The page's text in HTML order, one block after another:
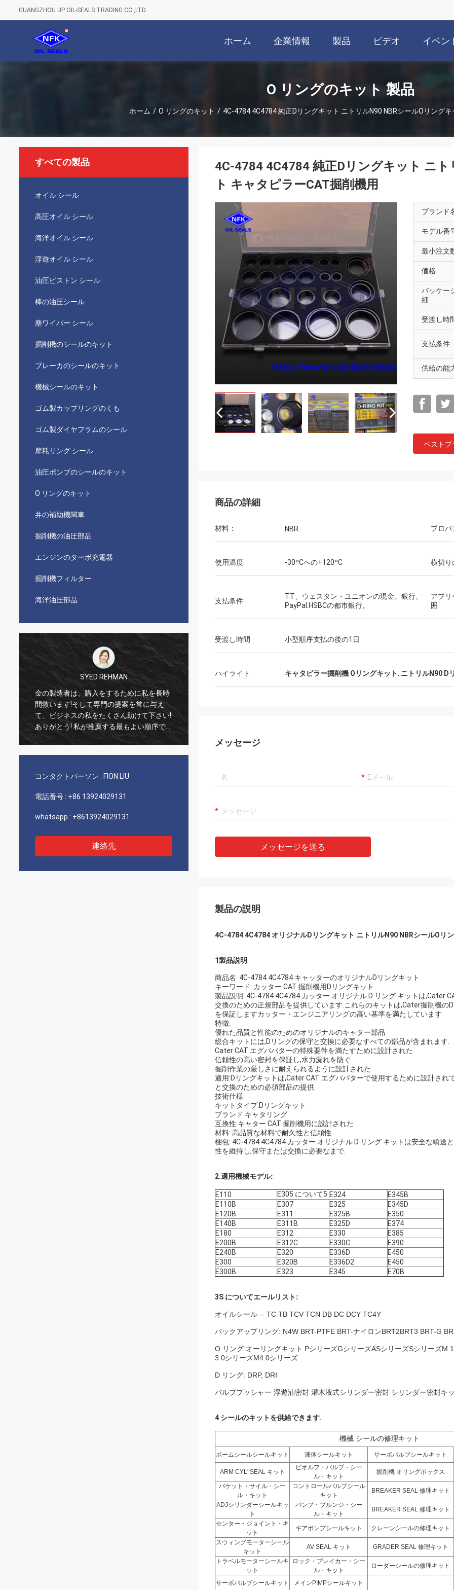
GUANGZHOU UP OIL-SEALS TRADING CO.,LTD
ホーム 企業情報 製品 ビデオ イベン
O リングのキット 製品
ホーム / O リングのキット / 4C-4784 4C4784 純正Dリングキット ニトリルN90 NBRシールOリング
すべての製品
オイル シール
高圧オイル シール
海洋オイル シール
浮遊オイル シール
油圧ピストン シール
棒の油圧シール
塵ワイパー シール
掘削機のシールのキット
ブレーカのシールのキット
機械シールのキット
ゴム製カップリングのくも
ゴム製ダイヤフラムのシール
摩耗リング シール
油圧ポンプのシールのキット
O リングのキット
弁の補助機関車
掘削機の油圧部品
エンジンのターボ充電器
掘削機フィルター
海洋油圧部品
SYED REHMAN
金の製造者は、購入をするために私を長時
間救います!そして専門の提案を常に与え
て、ビジネスの私をたくさん助けて下さい!
ありがとう! 私が推薦する最もよい順序で
すべて、良質の商品、速い船積みおよび非
接触します
Mutakilwaウイルソン アフリカ
推薦します!
コンタクトパーソン : FION LIU
電話番号 : +86 13924029131
whatsapp : +8613924029131
連絡先
4C-4784 4C4784 純正Dリングキット ニ
ト キャタピラーCAT掘削機用
ブランド
モデル番
最小注文
価格
パッケー
細
受渡し時
支払条件
供給の能
ベストプ
商品の詳細
材料： NBR プロパ
使用温度 -30ºCへの+120ºC 横切り
支払条件
TT、ウェスタン・ユニオンの現金、銀行、
PayPal.HSBCの都市銀行。
アプリ
囲
受渡し時間 小型順序支払の後の1日
ハイライト キャタピラー掘削機 Oリングキット, ニトリルN90 D
メッセージ
メッセージを送る
製品の説明
4C-4784 4C4784 オリジナルDリングキット ニトリルN90 NBRシールOリ
1製品説明
商品名: 4C-4784 4C4784 キャッターのオリジナルDリングキット
キーワード: カッター CAT 掘削機用Dリングキット
製品説明: 4C-4784 4C4784 カッター オリジナル D リング キットは,Cater
交換のための正規部品を提供しています.これらのキットは,Cater掘削機
を保証しますカッター・エンジニアリングの高い基準を満たしています
特徴:
優れた品質と性能のためのオリジナルのキャター部品
総合キットには,Dリングの保守と交換に必要なすべての部品が含まれます.
Cater CAT エグババターの特殊要件を満たすために設計された
信頼性の高い密封を保証し,水力漏れを防ぐ
掘削作業の厳しさに耐えられるように設計された
適用:Dリングキットは,Cater CAT エグババターで使用するために設計さ
と交換のための必須部品の提供.
技術仕様:
キットタイプ:Dリングキット
ブランド:キャタリング
互換性:キャター CAT 掘削機用に設計された
材料: 高品質な材料で耐久性と信頼性
梱包: 4C-4784 4C4784 カッター オリジナル D リング キットは安全な輸
性を維持し,保守または交換に必要なまで.
2.適用機械モデル:
E110 E305 について5 E324
E345B
E110B
E307 E325
E345D
E120B
E311 E325B
E350
E140B
E311B E325D
E374
E180
E312 E330
E385
E200B
E312C E330C
E390
E240B
E320 E336D
E450
E300
E320B E336D2
E450
E300B
E323 E345 E70B
3S についてエールリスト:
オイルシール -- TC TB TCV TCN DB DC DCY TC4Y
バックアップリング: N4W BRT-PTFE BRT-ナイロンBRT2BRT3 BRT-G
O リング:オーリングキット PシリーズGシリーズASシリーズSシリーズ
3.0シリーズM4.0シリーズ
D リング: DRP, DRI
バルブプッシャー 浮遊油密封 灌木液式シリンダー密封 シリンダー密封キ
4 シールのキットを供給できます.
機械 シールの修理キット
ボームシールシールキット 液体シールキット サーボバルブシールキット
ARM CYL' SEAL キット
ピオルフ・バルブ・シー
ル・キット
掘削機 オリングボックス
バケット・サイル・シー
ル・キット
コントロールバルブシール
キット
BREAKER SEAL 修理キット
ADJシリンダーシールキッ
ト
パンプ・プルンジ・シー
ル・キット
BREAKER SEAL 修理キット
センター・ジョイント・キ
ット
ギアポンプシールキット クレーンシールの修理キット
スウィングモーターシール
キット
AV SEAL キット GRADER SEAL 修理キット
トラベルモーターシールキ
ット
ロック・ブレイカー・シー
ル・キット
ローダーシールの修理キット
サーボバルブシールキット メインPIMPシールキット